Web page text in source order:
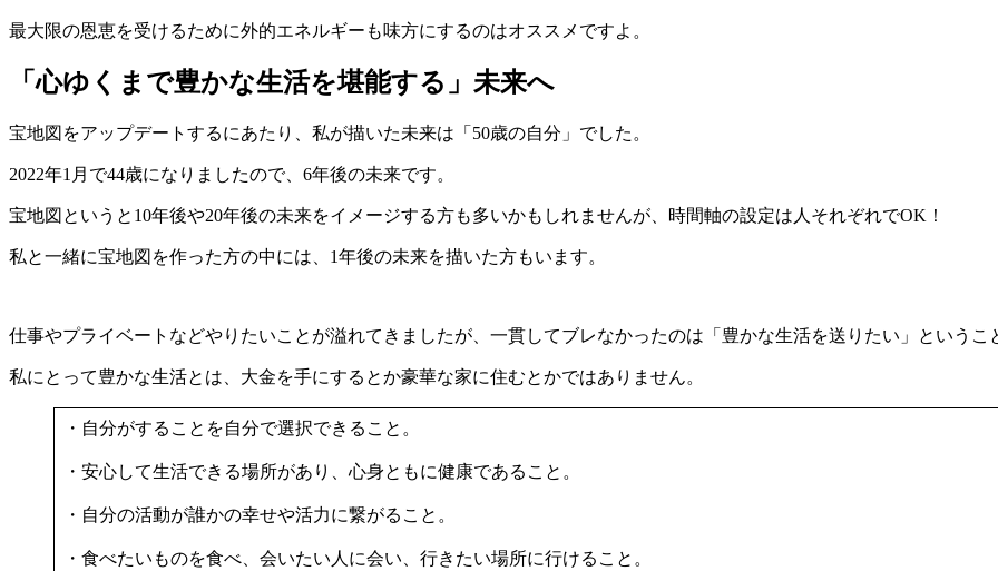
最大限の恩恵を受けるために外的エネルギーも味方にするのはオススメですよ。
「心ゆくまで豊かな生活を堪能する」未来へ
宝地図をアップデートするにあたり、私が描いた未来は「50歳の自分」でした。
2022年1月で44歳になりましたので、6年後の未来です。
宝地図というと10年後や20年後の未来をイメージする方も多いかもしれませんが、時間軸の設定は人それぞれでOK！
私と一緒に宝地図を作った方の中には、1年後の未来を描いた方もいます。
仕事やプライベートなどやりたいことが溢れてきましたが、一貫してブレなかったのは「豊かな生活を送りたい」というこ
私にとって豊かな生活とは、大金を手にするとか豪華な家に住むとかではありません。
・自分がすることを自分で選択できること。
・安心して生活できる場所があり、心身ともに健康であること。
・自分の活動が誰かの幸せや活力に繋がること。
・食べたいものを食べ、会いたい人に会い、行きたい場所に行けること。